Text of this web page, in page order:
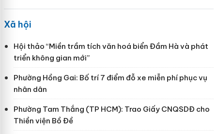
Xã hội
Hội thảo “Miền trầm tích văn hoá biển Đầm Hà và phát
triển không gian mới”
Phường Hồng Gai: Bố trí 7 điểm đỗ xe miễn phí phục vụ
nhân dân
Phường Tam Thắng (TP HCM): Trao Giấy CNQSDĐ cho
Thiền viện Bồ Đề